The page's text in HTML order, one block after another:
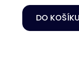
DO KOŠÍKU